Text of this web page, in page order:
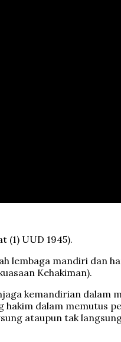
(1) UUD 1945).
lembaga mandiri dan
Kehakiman).
kemandirian dalam
dalam memutus
ataupun tak